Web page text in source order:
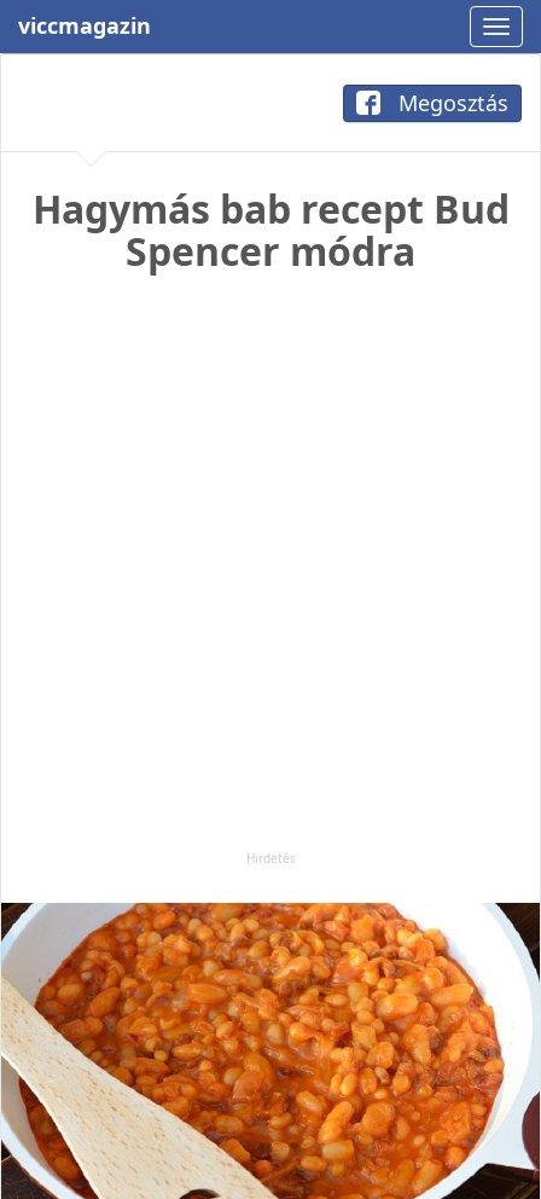
viccmagazin
Megosztás
Hagymás bab recept Bud
Spencer módra